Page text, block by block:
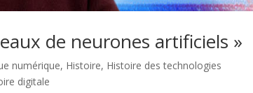
de neurones artificiels »
numérique, Histoire, Histoire des technologies
digitale